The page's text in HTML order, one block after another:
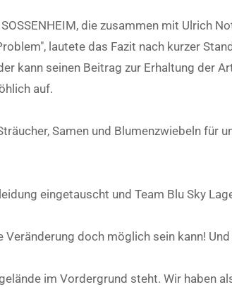
die zusammen mit Ulrich
lautete das Fazit nach kurzer
kann seinen Beitrag zur Erhaltung der
auf.
Samen und Blumenzwiebeln für
eingetauscht und Team Blu Sky
doch möglich sein kann!
im Vordergrund steht. Wir haben